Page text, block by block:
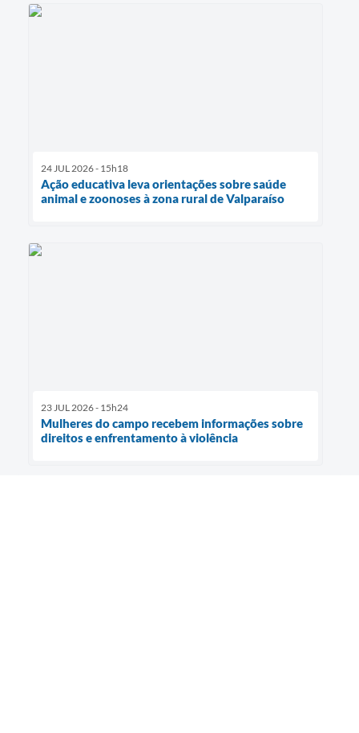
24 JUL 2026 - 15h18
Ação educativa leva orientações sobre saúde
animal e zoonoses à zona rural de Valparaíso
23 JUL 2026 - 15h24
Mulheres do campo recebem informações sobre
direitos e enfrentamento à violência